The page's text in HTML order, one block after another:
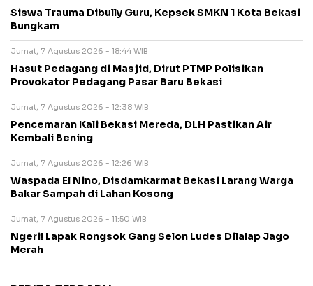
Siswa Trauma Dibully Guru, Kepsek SMKN 1 Kota Bekasi
Bungkam
Jumat, 7 Agustus 2026 - 18:44 WIB
Hasut Pedagang di Masjid, Dirut PTMP Polisikan
Provokator Pedagang Pasar Baru Bekasi
Jumat, 7 Agustus 2026 - 12:38 WIB
Pencemaran Kali Bekasi Mereda, DLH Pastikan Air
Kembali Bening
Jumat, 7 Agustus 2026 - 12:26 WIB
Waspada El Nino, Disdamkarmat Bekasi Larang Warga
Bakar Sampah di Lahan Kosong
Jumat, 7 Agustus 2026 - 11:50 WIB
Ngeri! Lapak Rongsok Gang Selon Ludes Dilalap Jago
Merah